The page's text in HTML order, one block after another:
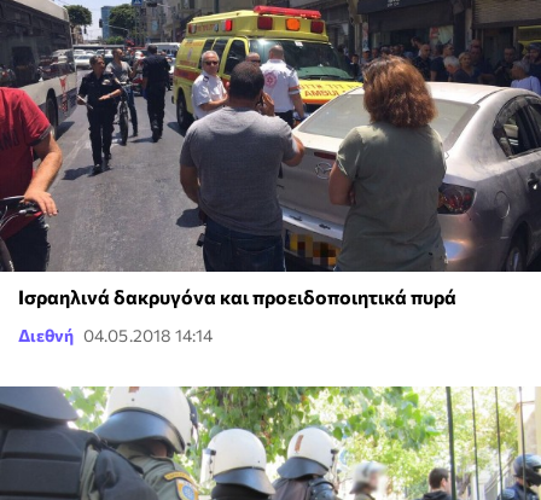
Ισραηλινά δακρυγόνα και προειδοποιητικά πυρά
Διεθνή 04.05.2018 14:14